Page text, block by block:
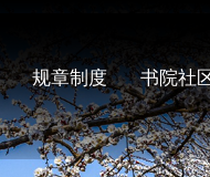
规章制度 书院社